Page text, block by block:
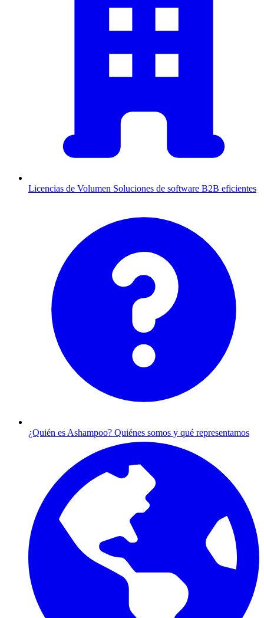
Licencias de Volumen Soluciones de software B2B eficientes
¿Quién es Ashampoo? Quiénes somos y qué representamos